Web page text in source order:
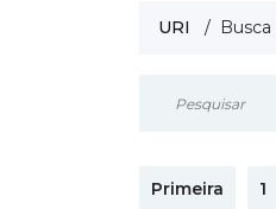
URI / Busca
Primeira 1